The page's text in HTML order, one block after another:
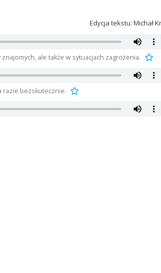
Edycja tekstu: Michał
ale także w sytuacjach zagrożenia.
razie bezskutecznie.